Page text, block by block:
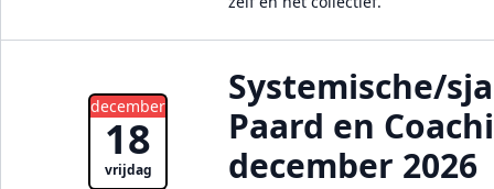
december
18
vrijdag
Systemische/
Paard en
december 2026